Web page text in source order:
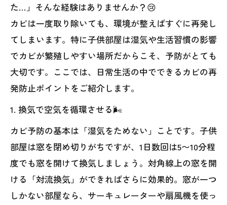
た…」そんな経験はありませんか？😢
カビは一度取り除いても、環境が整えばすぐに再発し
てしまいます。特に子供部屋は湿気や生活習慣の影響
でカビが繁殖しやすい場所だからこそ、予防がとても
大切です。ここでは、日常生活の中でできるカビの再
発防止ポイントをご紹介します。
1. 換気で空気を循環させる🌬️
カビ予防の基本は「湿気をためない」ことです。子供
部屋は窓を閉め切りがちですが、1日数回は5〜10分程
度でも窓を開けて換気しましょう。対角線上の窓を開
ける「対流換気」ができればさらに効果的。窓が一つ
しかない部屋なら、サーキュレーターや扇風機を使っ